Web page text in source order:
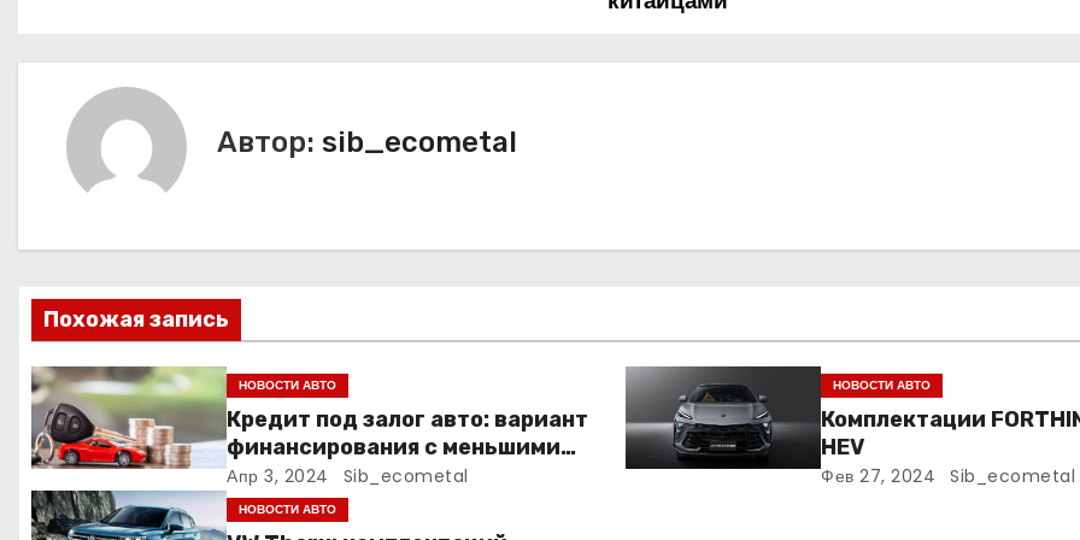
в
ц
и
я
п
о
з
Автор: sib_ecometal
Похожая запись
НОВОСТИ АВТО
Кредит под залог авто: вариант
финансирования с меньшими
рисками
Апр 3, 2024 Sib_ecometal
НОВОСТИ АВТО
Комплектации
HEV
Фев 27, 2024 Sib_ecometal
НОВОСТИ АВТО